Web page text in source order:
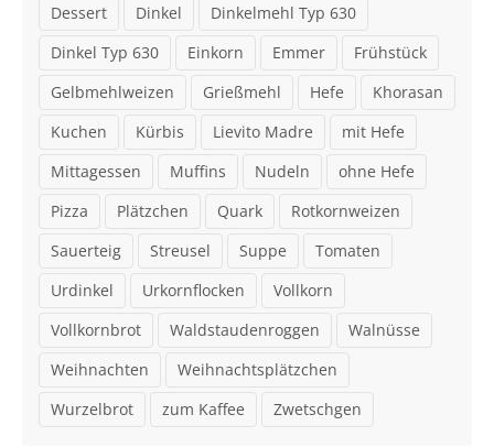
Dessert
Dinkel
Dinkelmehl Typ 630
Dinkel Typ 630
Einkorn Emmer
Frühstück
Gelbmehlweizen
Grießmehl Hefe
Khorasan
Kuchen
Kürbis Lievito Madre
mit Hefe
Mittagessen
Muffins Nudeln
ohne Hefe
Pizza
Plätzchen Quark
Rotkornweizen
Sauerteig
Streusel Suppe
Tomaten
Urdinkel
Urkornflocken
Vollkorn
Vollkornbrot
Waldstaudenroggen
Walnüsse
Weihnachten
Weihnachtsplätzchen
Wurzelbrot
zum Kaffee Zwetschgen